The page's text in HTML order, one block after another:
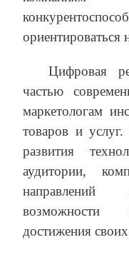
ориентироваться
Цифровая
частью
маркетологам
товаров и
развития
аудитории,
направлений
возможности
достижения